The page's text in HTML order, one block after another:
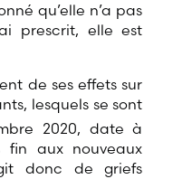
qu’elle n’a pas
prescrit, elle est
de ses effets sur
lesquels se sont
2020, date à
fin aux nouveaux
donc de griefs